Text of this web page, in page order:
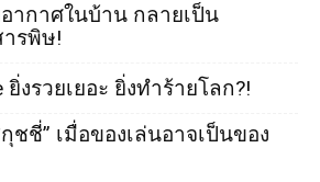
ากาศในบ้าน กลายเป็น
ารพิษ!
งรวยเยอะ ยิ่งทำร้ายโลก?!
กุชชี่” เมื่อของเล่นอาจเป็นของ